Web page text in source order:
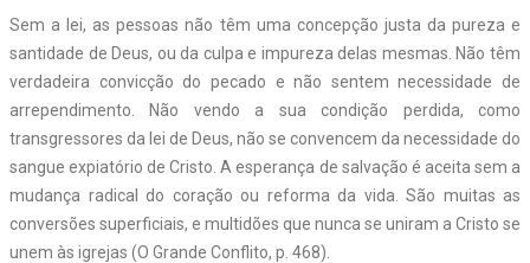
Sem a lei, as pessoas não têm uma concepção justa da pureza e
santidade de Deus, ou da culpa e impureza delas mesmas. Não têm
verdadeira convicção do pecado e não sentem necessidade de
arrependimento. Não vendo a sua condição perdida, como
transgressores da lei de Deus, não se convencem da necessidade do
sangue expiatório de Cristo. A esperança de salvação é aceita sem a
mudança radical do coração ou reforma da vida. São muitas as
conversões superficiais, e multidões que nunca se uniram a Cristo se
unem às igrejas (O Grande Conflito, p. 468).